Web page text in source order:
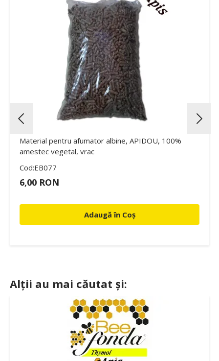
Material pentru afumator albine, APIDOU, 100%
amestec vegetal, vrac
Cod:EB077
6,00 RON
Adaugă în Coș
Alții au mai căutat și: